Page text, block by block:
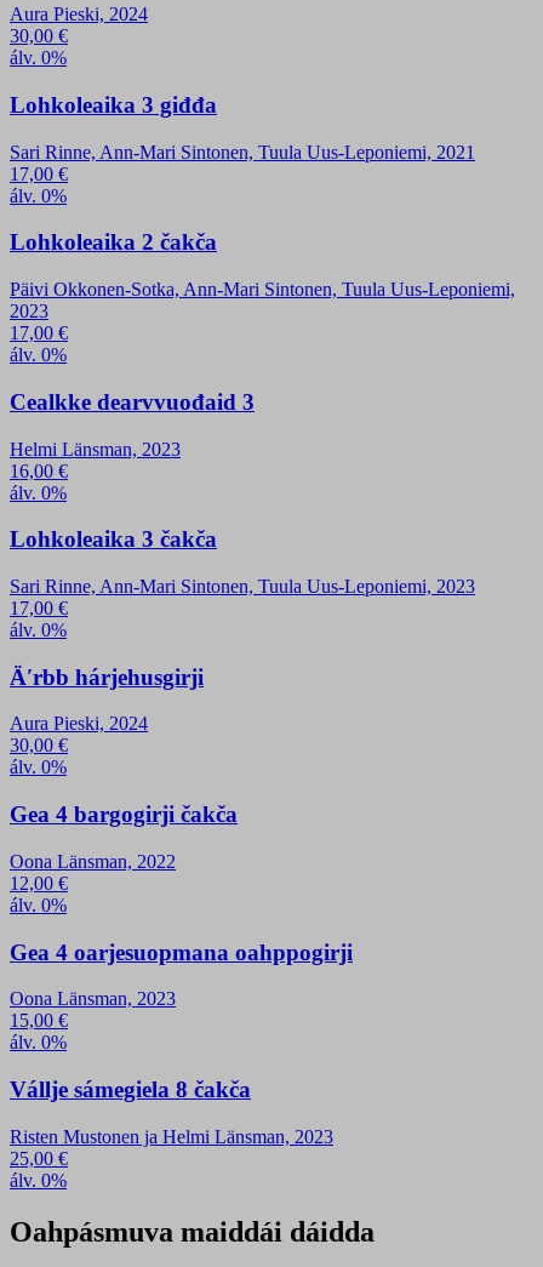
Aura Pieski, 2024
30,00 €
álv. 0%
Lohkoleaika 3 giđđa
Sari Rinne, Ann-Mari Sintonen, Tuula Uus-Leponiemi, 2021
17,00 €
álv. 0%
Lohkoleaika 2 čakča
Päivi Okkonen-Sotka, Ann-Mari Sintonen, Tuula Uus-Leponiemi,
2023
17,00 €
álv. 0%
Cealkke dearvvuođaid 3
Helmi Länsman, 2023
16,00 €
álv. 0%
Lohkoleaika 3 čakča
Sari Rinne, Ann-Mari Sintonen, Tuula Uus-Leponiemi, 2023
17,00 €
álv. 0%
Äʹrbb hárjehusgirji
Aura Pieski, 2024
30,00 €
álv. 0%
Gea 4 bargogirji čakča
Oona Länsman, 2022
12,00 €
álv. 0%
Gea 4 oarjesuopmana oahppogirji
Oona Länsman, 2023
15,00 €
álv. 0%
Vállje sámegiela 8 čakča
Risten Mustonen ja Helmi Länsman, 2023
25,00 €
álv. 0%
Oahpásmuva maiddái dáidda